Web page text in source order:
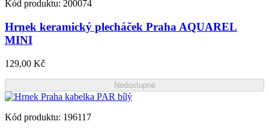
Kód produktu: 200074
Hrnek keramický plecháček Praha AQUAREL
MINI
129,00 Kč
Nedostupné
Kód produktu: 196117